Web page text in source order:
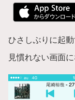
ひさしぶりに起
見慣れない画面に